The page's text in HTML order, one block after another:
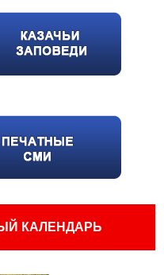
КАЛЕНДАРЬ